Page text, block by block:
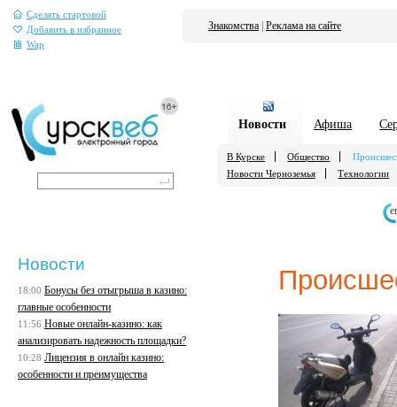
Сделать стартовой
Добавить в избранное
Wap
Знакомства Реклама на сайте
Новости Афиша
В Курске Общество
Новости Черноземья
Технологии
Новости
18:00 Бонусы без отыгрыша в казино:
главные особенности
11:56 Новые онлайн-казино: как
анализировать надежность площадки?
10:28 Лицензия в онлайн казино:
особенности и преимущества